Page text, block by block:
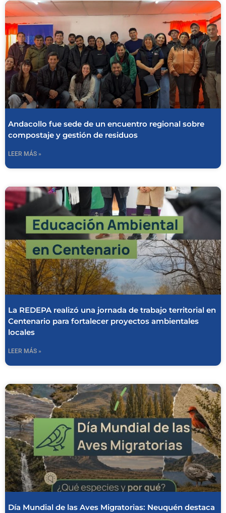
Andacollo fue sede de un encuentro regional sobre
compostaje y gestión de residuos
LEER MÁS »
La REDEPA realizó una jornada de trabajo territorial en
Centenario para fortalecer proyectos ambientales
locales
LEER MÁS »
Día Mundial de las Aves Migratorias: Neuquén destaca